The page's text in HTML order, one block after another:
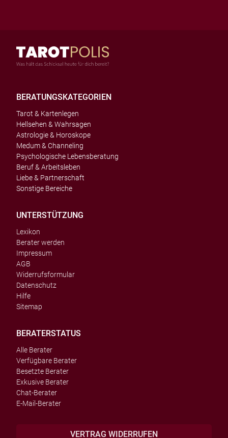
BERATUNGSKATEGORIEN
Tarot & Kartenlegen
Hellsehen & Wahrsagen
Astrologie & Horoskope
Medum & Channeling
Psychologische Lebensberatung
Beruf & Arbeitsleben
Liebe & Partnerschaft
Sonstige Bereiche
UNTERSTÜTZUNG
Lexikon
Berater werden
Impressum
AGB
Widerrufsformular
Datenschutz
Hilfe
Sitemap
BERATERSTATUS
Alle Berater
Verfügbare Berater
Besetzte Berater
Exkusive Berater
Chat-Berater
E-Mail-Berater
VERTRAG WIDERRUFEN